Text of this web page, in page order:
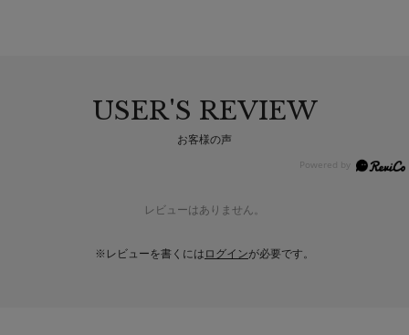
USER'S REVIEW
お客様の声
レビューはありません。
※レビューを書くには ログインが必要です。